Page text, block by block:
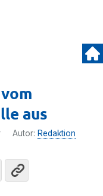
aus
Autor: Redaktion